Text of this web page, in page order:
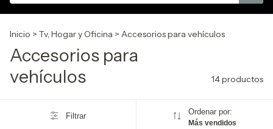
Inicio > Tv, Hogar y Oficina > Accesorios para vehículos
Accesorios para
vehículos
14 productos
Filtrar Ordenar por:
Más vendidos